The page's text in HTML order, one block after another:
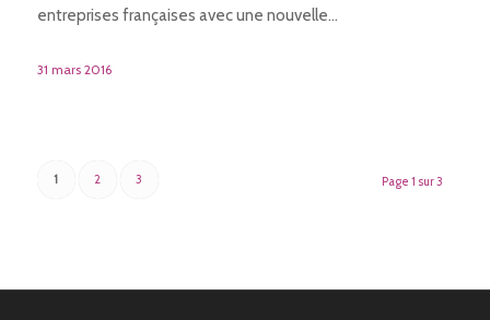
entreprises françaises avec une nouvelle…
31 mars 2016
Page 1 sur 3
1 2 3